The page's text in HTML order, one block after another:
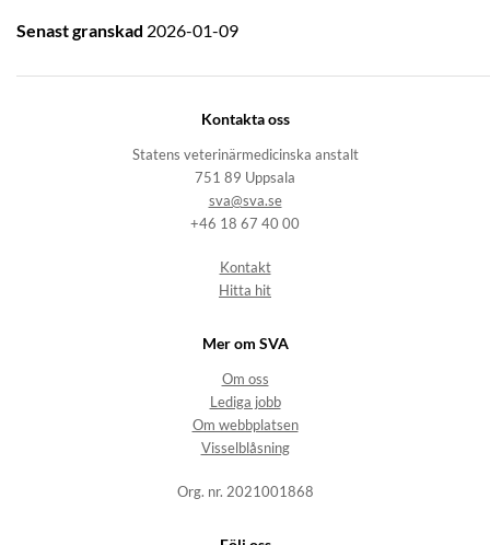
Senast granskad 2026-01-09
Kontakta oss
Statens veterinärmedicinska anstalt
751 89 Uppsala
sva@sva.se
+46 18 67 40 00
Kontakt
Hitta hit
Mer om SVA
Om oss
Lediga jobb
Om webbplatsen
Visselblåsning
Org. nr. 2021001868